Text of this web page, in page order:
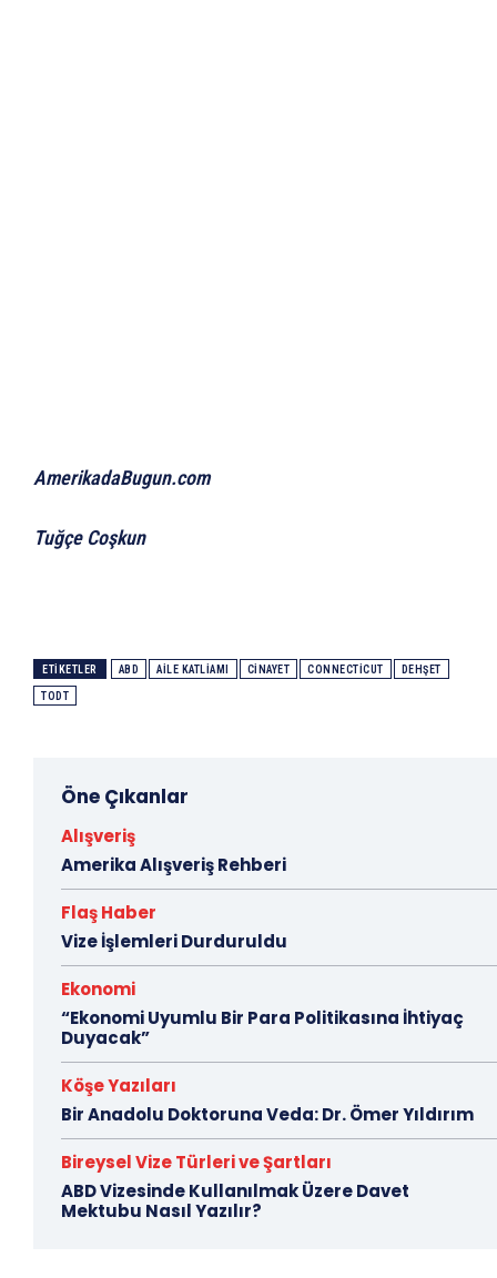
AmerikadaBugun.com
Tuğçe Coşkun
ETIKETLER ABD AILE KATLIAMI CINAYET CONNECTICUT DEHŞET
TODT
Öne Çıkanlar
Alışveriş
Amerika Alışveriş Rehberi
Flaş Haber
Vize İşlemleri Durduruldu
Ekonomi
“Ekonomi Uyumlu Bir Para Politikasına İhtiyaç
Duyacak”
Köşe Yazıları
Bir Anadolu Doktoruna Veda: Dr. Ömer Yıldırım
Bireysel Vize Türleri ve Şartları
ABD Vizesinde Kullanılmak Üzere Davet
Mektubu Nasıl Yazılır?